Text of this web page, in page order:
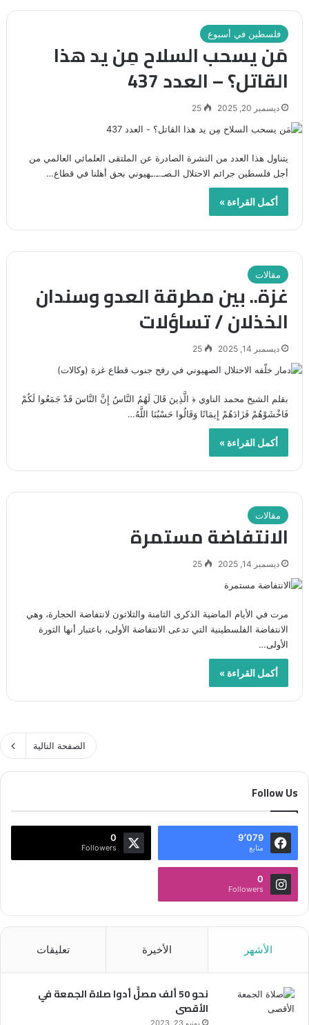
فلسطين في أسبوع
مَن يسحب السلاح مِن يد هذا
القاتل؟ – العدد 437
ديسمبر 20, 2025 25
يتناول هذا العدد من النشرة الصادرة عن الملتقى العلمائي العالمي من
أجل فلسطين جرائم الاحتلال الـصـ.ـ.ـهيوني بحق أهلنا في قطاع…
أكمل القراءة »
مقالات
غزة.. بين مطرقة العدو وسندان
الخذلان / تساؤلات
ديسمبر 14, 2025 25
بقلم الشيخ محمد الناوي ﴿ الَّذِينَ قَالَ لَهُمُ النَّاسُ إِنَّ النَّاسَ قَدْ جَمَعُوا لَكُمْ
فَاخْشَوْهُمْ فَزَادَهُمْ إِيمَانًا وَقَالُوا حَسْبُنَا اللَّهُ…
أكمل القراءة »
مقالات
الانتفاضة مستمرة
ديسمبر 14, 2025 25
مرت في الأيام الماضية الذكرى الثامنة والثلاثون لانتفاضة الحجارة، وهي
الانتفاضة الفلسطينية التي تدعى الانتفاضة الأولى، باعتبار أنها الثورة
الأولى…
أكمل القراءة »
الصفحة التالية
Follow Us
9٬079
متابع
0
Followers
0
Followers
الأشهر الأخيرة تعليقات
نحو 50 ألف مصلٍّ أدوا صلاة الجمعة في
الأقصى
يونيو 23, 2023